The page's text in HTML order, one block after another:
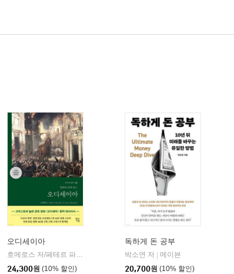
오디세이아
호메로스 저/페테르 파울 루벤스 그림/박문재 역
현대지성
24,300원 (10% 할인)
독하게 돈 공부
박소연 저
메이븐
20,700원 (10% 할인)